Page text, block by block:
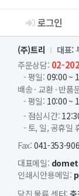
로그인
(주)트리
대표:
주문상담: 02-
- 평일: 09:00 ~
배송 · 교환 · 반품
- 평일: 10:00 ~
- 점심시간:
- 토, 일, 공휴일
Fax: 041-353-
대표메일:
인쇄시안용메일:
당진 물류 센터: